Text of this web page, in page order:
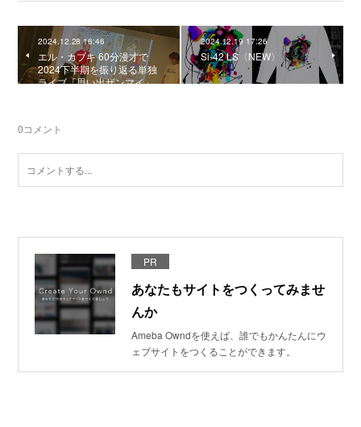
2024.12.28 16:46
エル・カブキ 60分漫才で
2024下半期を振り返る単独
ライブ「思い出ザンマイ」
2024.12.19 17:26
Si-42 LS〈NEW〉
0コメント
PR
あなたもサイトをつくってみませ
んか
Ameba Owndを使えば、誰でもかんたんにウ
ェブサイトをつくることができます。